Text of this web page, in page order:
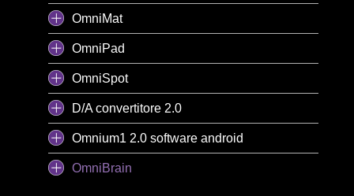
OmniMat
OmniPad
OmniSpot
D/A convertitore 2.0
Omnium1 2.0 software android
OmniBrain